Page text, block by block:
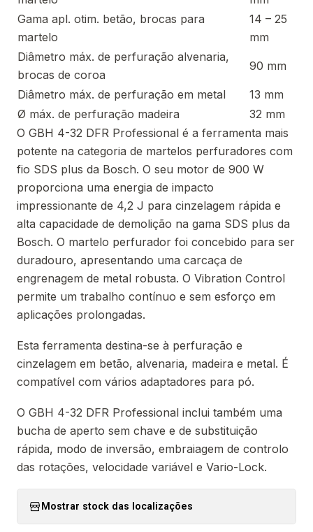
Gama apl. otim. betão, brocas para
martelo
14 – 25
mm
Diâmetro máx. de perfuração alvenaria,
brocas de coroa
90 mm
Diâmetro máx. de perfuração em metal
13 mm
Ø máx. de perfuração madeira
32 mm
O GBH 4-32 DFR Professional é a ferramenta mais
potente na categoria de martelos perfuradores com
fio SDS plus da Bosch. O seu motor de 900 W
proporciona uma energia de impacto
impressionante de 4,2 J para cinzelagem rápida e
alta capacidade de demolição na gama SDS plus da
Bosch. O martelo perfurador foi concebido para ser
duradouro, apresentando uma carcaça de
engrenagem de metal robusta. O Vibration Control
permite um trabalho contínuo e sem esforço em
aplicações prolongadas.
Esta ferramenta destina-se à perfuração e
cinzelagem em betão, alvenaria, madeira e metal. É
compatível com vários adaptadores para pó.
O GBH 4-32 DFR Professional inclui também uma
bucha de aperto sem chave e de substituição
rápida, modo de inversão, embraiagem de controlo
das rotações, velocidade variável e Vario-Lock.
Mostrar stock das localizações